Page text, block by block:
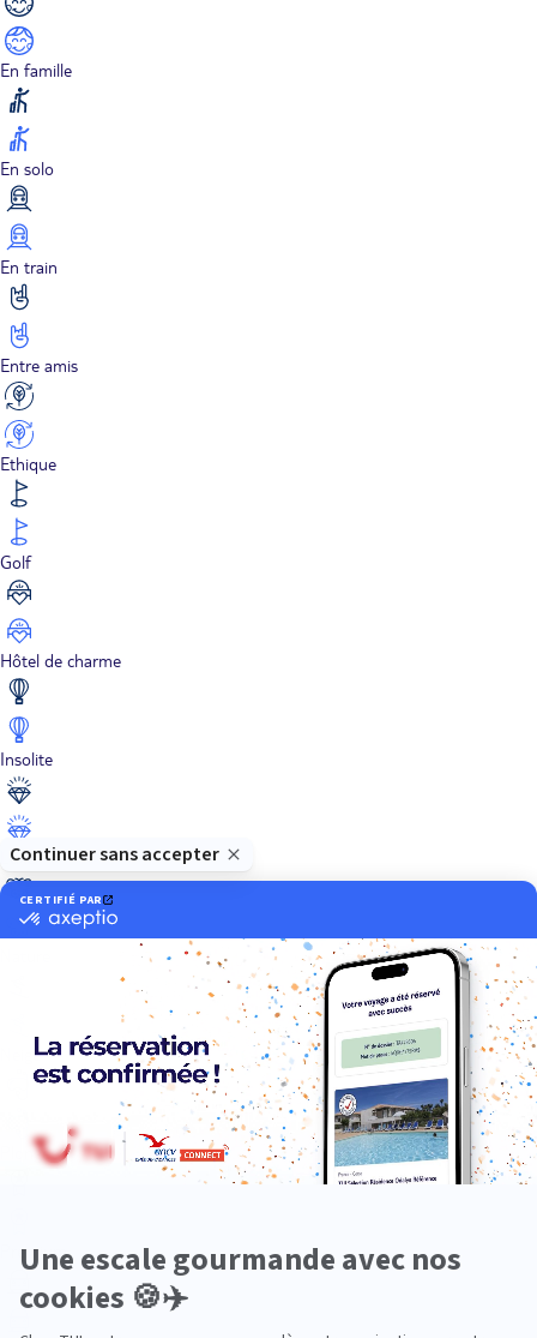
En famille
En solo
En train
Entre amis
Ethique
Golf
Hôtel de charme
Insolite
Luxe
Neige
Plongée
Premium